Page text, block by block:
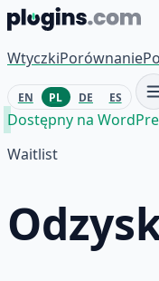
Przejdź do treści
WtyczkiPorównanie
EN PL DE ES
Dostępny na
Waitlist